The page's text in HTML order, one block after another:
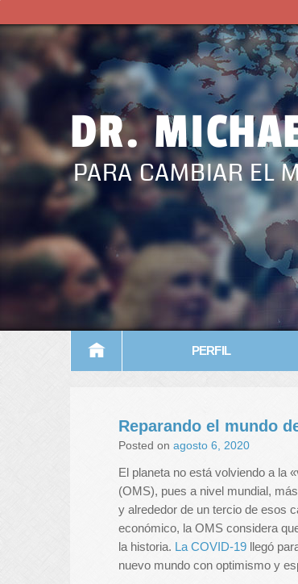
DR.
PARA CAMBIAR EL
PERFIL
Reparando el mundo
Posted on agosto 6, 2020
El planeta no está volviendo a la
(OMS), pues a nivel mundial,
y alrededor de un tercio de esos
económico, la OMS considera
la historia. La COVID-19 llegó
nuevo mundo con optimismo y